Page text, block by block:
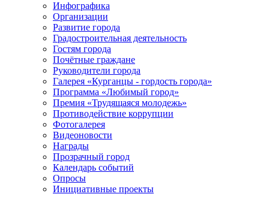
Инфографика
Организации
Развитие города
Градостроительная деятельность
Гостям города
Почётные граждане
Руководители города
Галерея «Курганцы - гордость города»
Программа «Любимый город»
Премия «Трудящаяся молодежь»
Противодействие коррупции
Фотогалерея
Видеоновости
Награды
Прозрачный город
Календарь событий
Опросы
Инициативные проекты